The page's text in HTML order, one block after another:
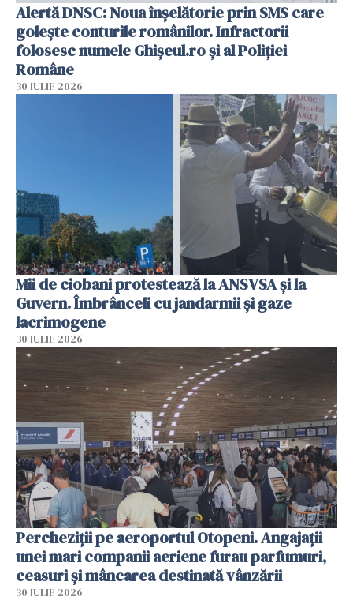
Alertă DNSC: Noua înșelătorie prin SMS care
golește conturile românilor. Infractorii
folosesc numele Ghișeul.ro și al Poliției
Române
30 IULIE 2026
Mii de ciobani protestează la ANSVSA și la
Guvern. Îmbrânceli cu jandarmii și gaze
lacrimogene
30 IULIE 2026
Percheziții pe aeroportul Otopeni. Angajații
unei mari companii aeriene furau parfumuri,
ceasuri și mâncarea destinată vânzării
30 IULIE 2026